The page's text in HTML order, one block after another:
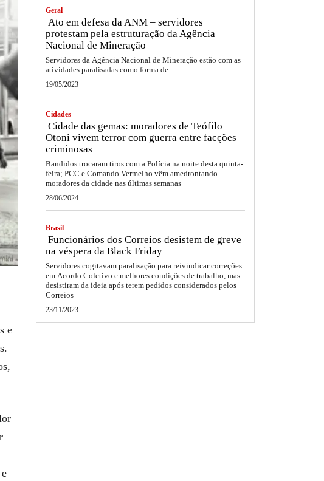
e
Geral
Ato em defesa da ANM – servidores
protestam pela estruturação da Agência
Nacional de Mineração
Servidores da Agência Nacional de Mineração estão com as
atividades paralisadas como forma de...
19/05/2023
Cidades
Cidade das gemas: moradores de Teófilo
Otoni vivem terror com guerra entre facções
criminosas
Bandidos trocaram tiros com a Polícia na noite desta quinta-
feira; PCC e Comando Vermelho vêm amedrontando
moradores da cidade nas últimas semanas
28/06/2024
Brasil
Funcionários dos Correios desistem de greve
na véspera da Black Friday
Servidores cogitavam paralisação para reivindicar correções
em Acordo Coletivo e melhores condições de trabalho, mas
desistiram da ideia após terem pedidos considerados pelos
Correios
23/11/2023